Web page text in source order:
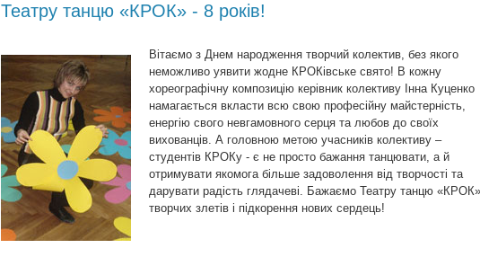
Театру танцю «КРОК» - 8 років!
Вітаємо з Днем народження творчий колектив, без якого
неможливо уявити жодне КРОКівське свято! В кожну
хореографічну композицію керівник колективу Інна Куценко
намагається вкласти всю свою професійну майстерність,
енергію свого невгамовного серця та любов до своїх
вихованців. А головною метою учасників колективу –
студентів КРОКу - є не просто бажання танцювати, а й
отримувати якомога більше задоволення від творчості та
дарувати радість глядачеві. Бажаємо Театру танцю «КРОК»
творчих злетів і підкорення нових сердець!